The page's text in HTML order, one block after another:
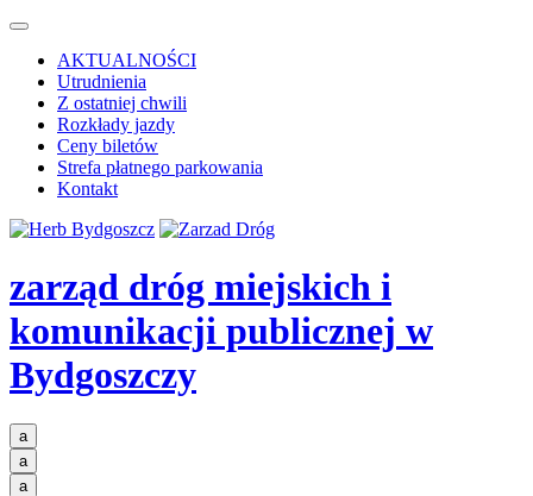
AKTUALNOŚCI
Utrudnienia
Z ostatniej chwili
Rozkłady jazdy
Ceny biletów
Strefa płatnego parkowania
Kontakt
zarząd dróg miejskich i
komunikacji publicznej w
Bydgoszczy
a
a
a